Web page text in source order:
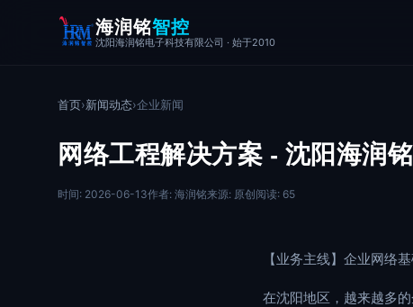
海润铭智控
沈阳海润铭电子科技有限公司 · 始于2010
首页›新闻动态›企业新闻
网络工程解决方案 - 沈阳海润
时间: 2026-06-13作者: 海润铭来源: 原创阅读: 65
【业务主线】企业网络
在沈阳地区，越来越多